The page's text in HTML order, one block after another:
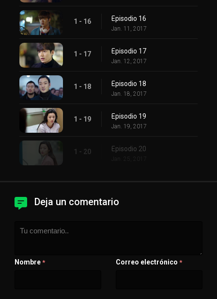
1 - 16 Episodio 16
Jan. 11, 2017
1 - 17 Episodio 17
Jan. 12, 2017
1 - 18 Episodio 18
Jan. 18, 2017
1 - 19 Episodio 19
Jan. 19, 2017
1 - 20 Episodio 20
Jan. 25, 2017
Deja un comentario
Nombre * Correo electrónico *